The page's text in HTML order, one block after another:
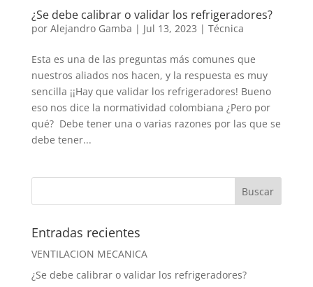
¿Se debe calibrar o validar los refrigeradores?
por Alejandro Gamba | Jul 13, 2023 | Técnica
Esta es una de las preguntas más comunes que
nuestros aliados nos hacen, y la respuesta es muy
sencilla ¡¡Hay que validar los refrigeradores! Bueno
eso nos dice la normatividad colombiana ¿Pero por
qué? Debe tener una o varias razones por las que se
debe tener...
Entradas recientes
VENTILACION MECANICA
¿Se debe calibrar o validar los refrigeradores?